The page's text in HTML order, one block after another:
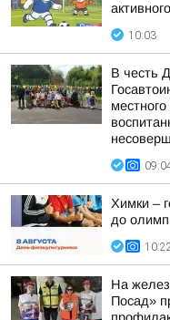
10:03
В честь
Химки –
до
На
Посад»